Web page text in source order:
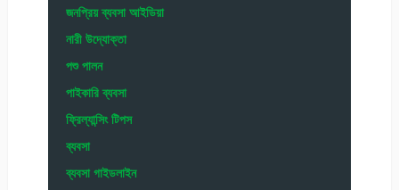
জনপ্রিয় ব্যবসা আইডিয়া
নারী উদ্যোক্তা
পশু পালন
পাইকারি ব্যবসা
ফ্রিল্যান্সিং টিপস
ব্যবসা
ব্যবসা গাইডলাইন